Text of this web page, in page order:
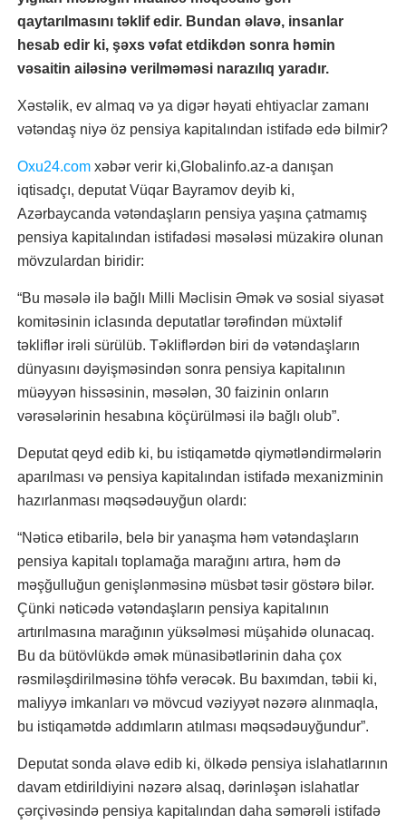
qaytarılmasını təklif edir. Bundan əlavə, insanlar
hesab edir ki, şəxs vəfat etdikdən sonra həmin
vəsaitin ailəsinə verilməməsi narazılıq yaradır.
Xəstəlik, ev almaq və ya digər həyati ehtiyaclar zamanı
vətəndaş niyə öz pensiya kapitalından istifadə edə bilmir?
Oxu24.com xəbər verir ki,Globalinfo.az-a danışan
iqtisadçı, deputat Vüqar Bayramov deyib ki,
Azərbaycanda vətəndaşların pensiya yaşına çatmamış
pensiya kapitalından istifadəsi məsələsi müzakirə olunan
mövzulardan biridir:
“Bu məsələ ilə bağlı Milli Məclisin Əmək və sosial siyasət
komitəsinin iclasında deputatlar tərəfindən müxtəlif
təkliflər irəli sürülüb. Təkliflərdən biri də vətəndaşların
dünyasını dəyişməsindən sonra pensiya kapitalının
müəyyən hissəsinin, məsələn, 30 faizinin onların
vərəsələrinin hesabına köçürülməsi ilə bağlı olub”.
Deputat qeyd edib ki, bu istiqamətdə qiymətləndirmələrin
aparılması və pensiya kapitalından istifadə mexanizminin
hazırlanması məqsədəuyğun olardı:
“Nəticə etibarilə, belə bir yanaşma həm vətəndaşların
pensiya kapitalı toplamağa marağını artıra, həm də
məşğulluğun genişlənməsinə müsbət təsir göstərə bilər.
Çünki nəticədə vətəndaşların pensiya kapitalının
artırılmasına marağının yüksəlməsi müşahidə olunacaq.
Bu da bütövlükdə əmək münasibətlərinin daha çox
rəsmiləşdirilməsinə töhfə verəcək. Bu baxımdan, təbii ki,
maliyyə imkanları və mövcud vəziyyət nəzərə alınmaqla,
bu istiqamətdə addımların atılması məqsədəuyğundur”.
Deputat sonda əlavə edib ki, ölkədə pensiya islahatlarının
davam etdirildiyini nəzərə alsaq, dərinləşən islahatlar
çərçivəsində pensiya kapitalından daha səmərəli istifadə